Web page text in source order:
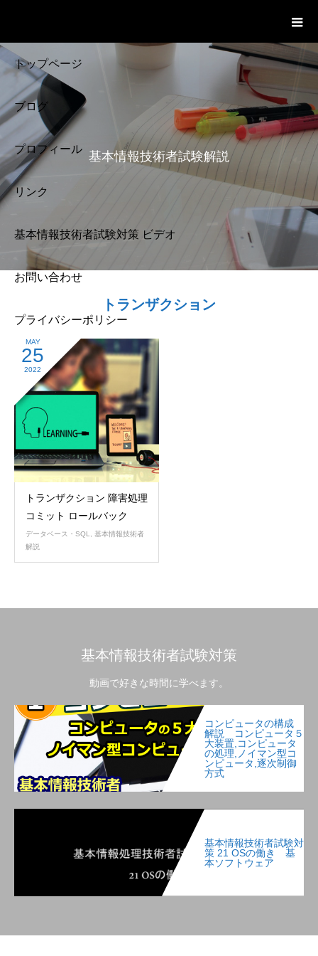
トップページ
ブログ
プロフィール
リンク
基本情報技術者試験対策 ビデオ
お問い合わせ
プライバシーポリシー
基本情報技術者試験解説
トランザクション
MAY
25
2022
トランザクション 障害処理
コミット ロールバック
データベース・SQL
基本情報技術者
解説
基本情報技術者試験対策
動画で好きな時間に学べます。
コンピュータの構成
解説 コンピュータ５
大装置,コンピュータ
の処理,ノイマン型コ
ンピュータ,逐次制御
方式
基本情報技術者試験対
策 21 OSの働き 基
本ソフトウェア